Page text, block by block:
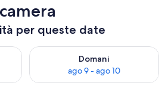
per queste date
sera, ago 8 - ago 9
Domani
ago 9 - ago 10
Verifica la disponibilità per